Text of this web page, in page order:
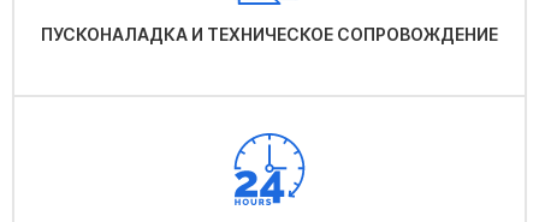
ПУСКОНАЛАДКА И ТЕХНИЧЕСКОЕ СОПРОВОЖДЕНИЕ